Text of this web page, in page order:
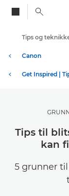
Canon
Tips til
kan
5 grunner